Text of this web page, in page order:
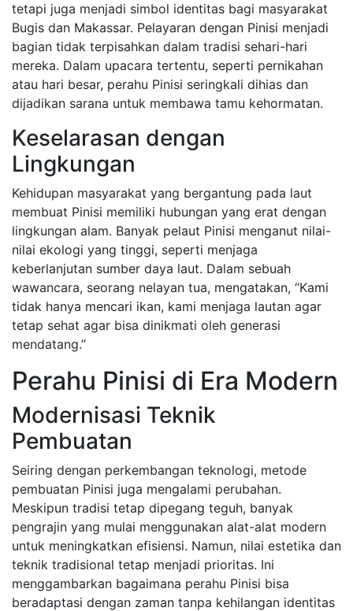
tetapi juga menjadi simbol identitas bagi masyarakat
Bugis dan Makassar. Pelayaran dengan Pinisi menjadi
bagian tidak terpisahkan dalam tradisi sehari-hari
mereka. Dalam upacara tertentu, seperti pernikahan
atau hari besar, perahu Pinisi seringkali dihias dan
dijadikan sarana untuk membawa tamu kehormatan.
Keselarasan dengan
Lingkungan
Kehidupan masyarakat yang bergantung pada laut
membuat Pinisi memiliki hubungan yang erat dengan
lingkungan alam. Banyak pelaut Pinisi menganut nilai-
nilai ekologi yang tinggi, seperti menjaga
keberlanjutan sumber daya laut. Dalam sebuah
wawancara, seorang nelayan tua, mengatakan, “Kami
tidak hanya mencari ikan, kami menjaga lautan agar
tetap sehat agar bisa dinikmati oleh generasi
mendatang.”
Perahu Pinisi di Era Modern
Modernisasi Teknik
Pembuatan
Seiring dengan perkembangan teknologi, metode
pembuatan Pinisi juga mengalami perubahan.
Meskipun tradisi tetap dipegang teguh, banyak
pengrajin yang mulai menggunakan alat-alat modern
untuk meningkatkan efisiensi. Namun, nilai estetika dan
teknik tradisional tetap menjadi prioritas. Ini
menggambarkan bagaimana perahu Pinisi bisa
beradaptasi dengan zaman tanpa kehilangan identitas